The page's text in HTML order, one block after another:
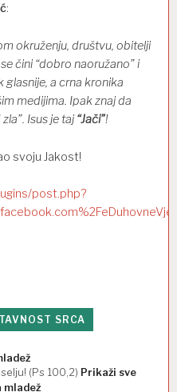
:
okruženju, društvu, obitelji
čini “dobro naoružano” i
glasnije, a crna kronika
medijima. Ipak znaj da
Isus je taj “Jači”!
svoju Jakost!
post.php?
SRCA
(Ps 100,2) Prikaži sve
mladež